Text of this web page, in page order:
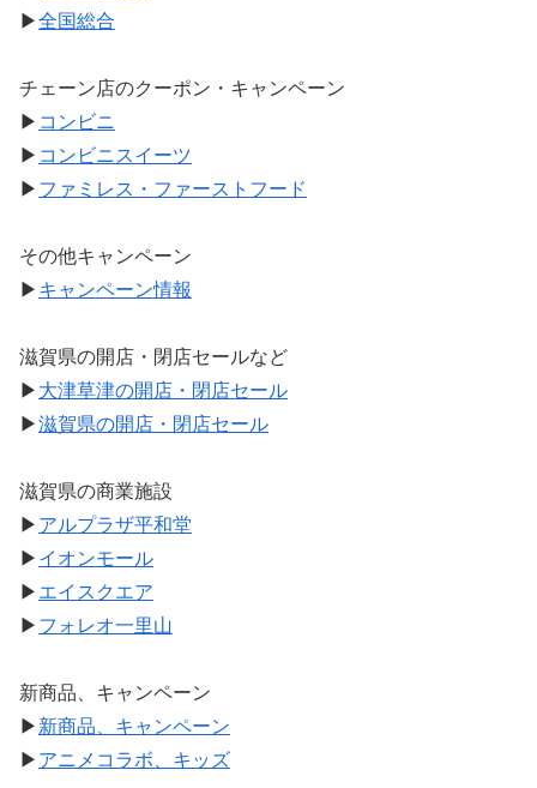
▶全国総合
チェーン店のクーポン・キャンペーン
▶ コンビニ
▶ コンビニスイーツ
▶ ファミレス・ファーストフード
その他キャンペーン
▶ キャンペーン情報
滋賀県の開店・閉店セールなど
▶ 大津草津の開店・閉店セール
▶滋賀県の開店・閉店セール
滋賀県の商業施設
▶ アルプラザ平和堂
▶ イオンモール
▶ エイスクエア
▶ フォレオ一里山
新商品、キャンペーン
▶ 新商品、キャンペーン
▶ アニメコラボ、キッズ